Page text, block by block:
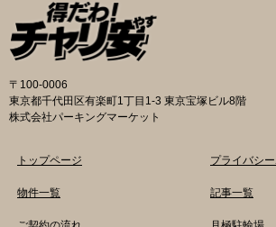
〒100-0006
東京都千代田区有楽町1丁目1-3 東京宝塚ビル8階
株式会社パーキングマーケット
トップページ
物件一覧
プライバシ
記事一覧